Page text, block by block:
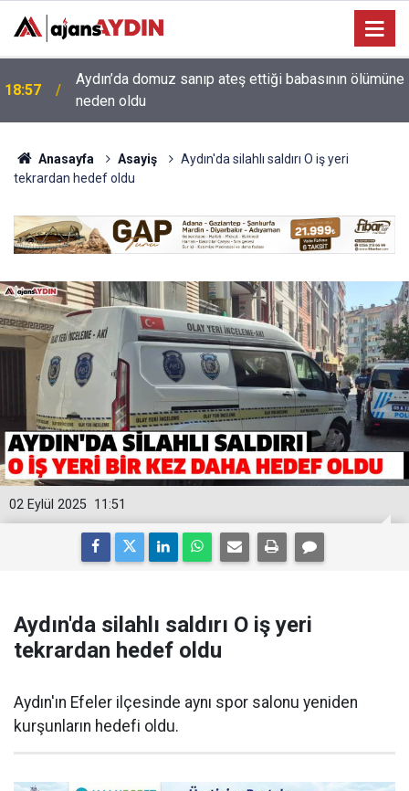
18:13 Yeni Parti'nin Aydın kurucu yönetimi belli oldu
Anasayfa Asayiş
Aydın'da silahlı saldırı O iş yeri
tekrardan hedef oldu
11:51
02 Eylül 2025
Aydın'da silahlı saldırı O iş yeri
tekrardan hedef oldu
Aydın'ın Efeler ilçesinde aynı spor salonu yeniden
kurşunların hedefi oldu.